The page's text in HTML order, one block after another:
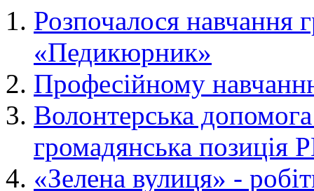
Розпочалося навчання
«Педикюрник»
Професійному
Волонтерська
громадянська
«Зелена вулиця» -